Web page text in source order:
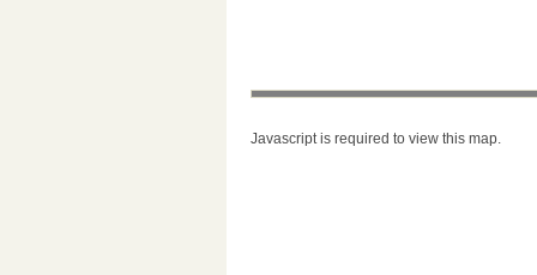
Javascript is required to view this map.